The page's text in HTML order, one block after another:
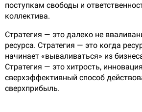
поступкам свободы и
коллектива.
Стратегия — это далеко не
ресурса. Стратегия — это когда
начинает «вываливаться» из
Стратегия — это хитрость,
сверхэффективный способ
сверхприбыль.